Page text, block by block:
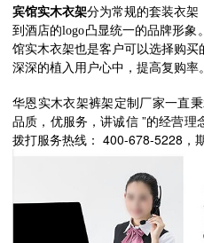
宾馆实木衣架分为常规的套装衣
到酒店的logo凸显统一的品牌形象
馆实木衣架也是客户可以选择购
深深的植入用户心中，提高复购率。
华恩实木衣架裤架定制厂家一直
品质，优服务，讲诚信 ”的经营
拨打服务热线： 400-678-5228，